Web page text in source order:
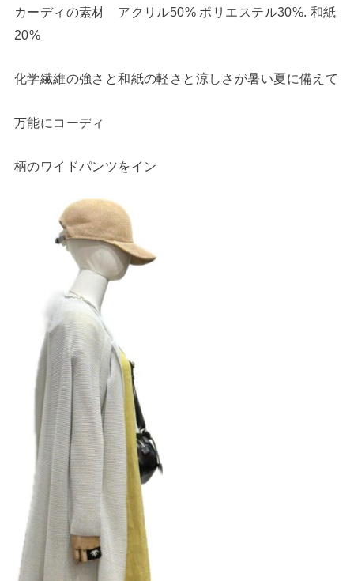
カーディの素材 アクリル50% ポリエステル30%. 和紙
20%
化学繊維の強さと和紙の軽さと涼しさが暑い夏に備えて
万能にコーディ
柄のワイドパンツをイン